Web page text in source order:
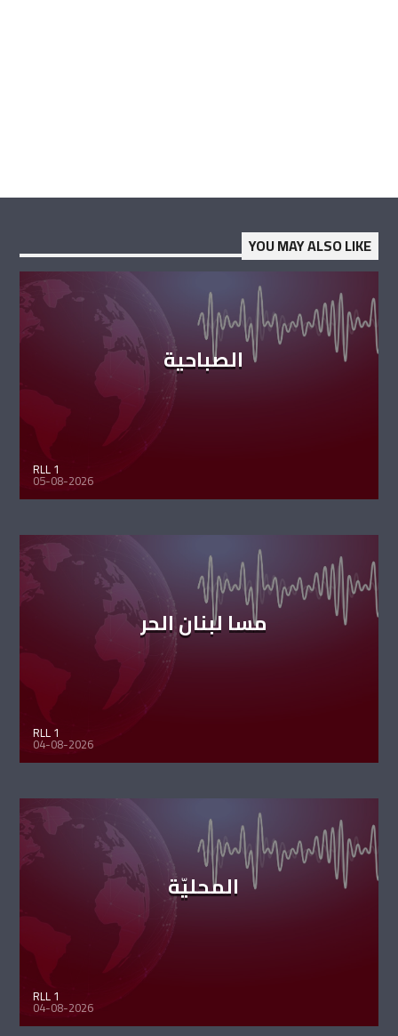
YOU MAY ALSO LIKE
الصباحية
RLL 1
05-08-2026
مسا لبنان الحر
RLL 1
04-08-2026
المحليّة
RLL 1
04-08-2026